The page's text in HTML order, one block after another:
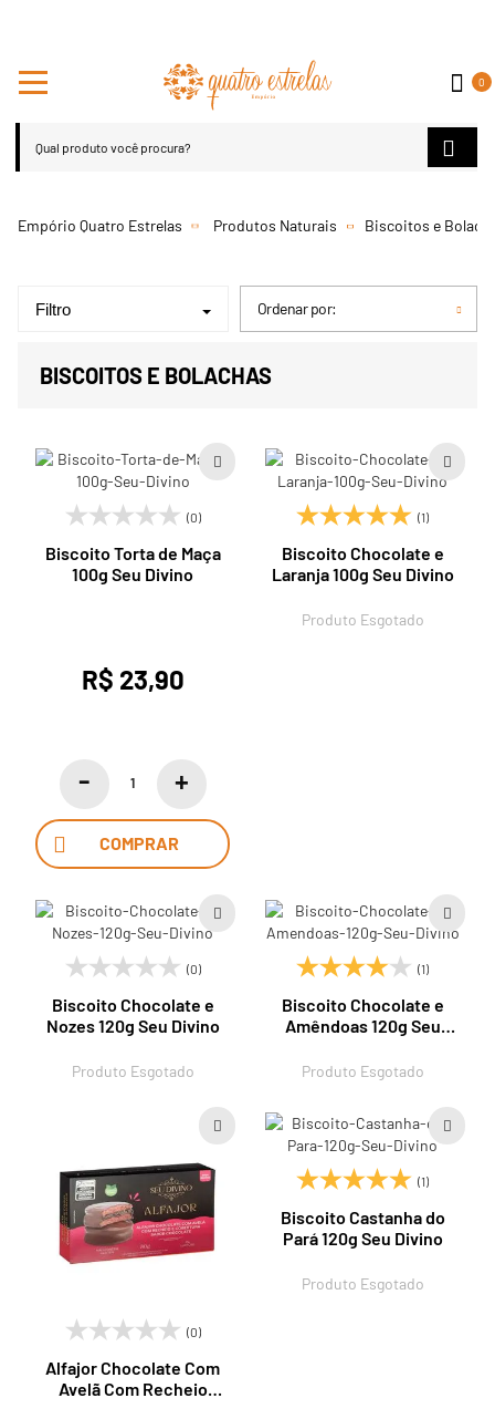
0
Produtos Naturais Biscoitos e
BISCOITOS E BOLACHAS
Ordenar por:
(0)
Biscoito Torta de Maça
100g Seu Divino
R$ 23,90
COMPRAR
(1)
Biscoito Chocolate e
Laranja 100g Seu Divino
Produto Esgotado
(0)
Biscoito Chocolate e
Nozes 120g Seu Divino
Produto Esgotado
(1)
Biscoito Chocolate e
Amêndoas 120g Seu
Produto Esgotado
(0)
Alfajor Chocolate Com
Avelã Com Recheio
(1)
Biscoito Castanha do
Pará 120g Seu Divino
Produto Esgotado
Filtro